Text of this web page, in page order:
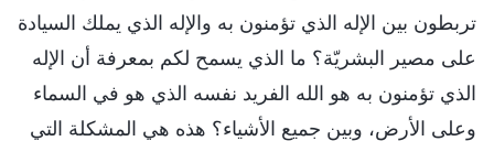
تربطون بين الإله الذي تؤمنون به والإله الذي يملك السيادة
على مصير البشريّة؟ ما الذي يسمح لكم بمعرفة أن الإله
الذي تؤمنون به هو الله الفريد نفسه الذي هو في السماء
وعلى الأرض، وبين جميع الأشياء؟ هذه هي المشكلة التي